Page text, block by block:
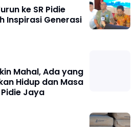
ke SR Pidie
Inspirasi Generasi
Mahal, Ada yang
Hidup dan Masa
Jaya